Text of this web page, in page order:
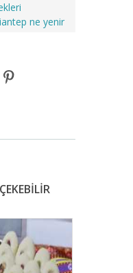
ne yenir